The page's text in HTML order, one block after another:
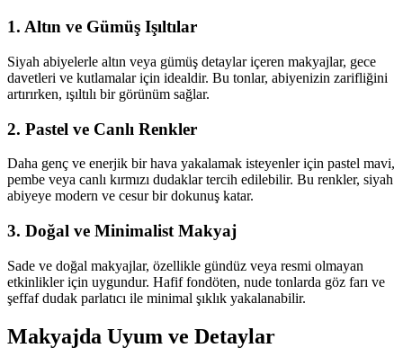
1. Altın ve Gümüş Işıltılar
Siyah abiyelerle altın veya gümüş detaylar içeren makyajlar, gece
davetleri ve kutlamalar için idealdir. Bu tonlar, abiyenizin zarifliğini
artırırken, ışıltılı bir görünüm sağlar.
2. Pastel ve Canlı Renkler
Daha genç ve enerjik bir hava yakalamak isteyenler için pastel mavi,
pembe veya canlı kırmızı dudaklar tercih edilebilir. Bu renkler, siyah
abiyeye modern ve cesur bir dokunuş katar.
3. Doğal ve Minimalist Makyaj
Sade ve doğal makyajlar, özellikle gündüz veya resmi olmayan
etkinlikler için uygundur. Hafif fondöten, nude tonlarda göz farı ve
şeffaf dudak parlatıcı ile minimal şıklık yakalanabilir.
Makyajda Uyum ve Detaylar